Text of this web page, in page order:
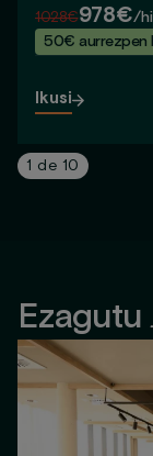
1028€978€/
50€ aurrezpen
Ikusi
1 de 10
Ezagutu